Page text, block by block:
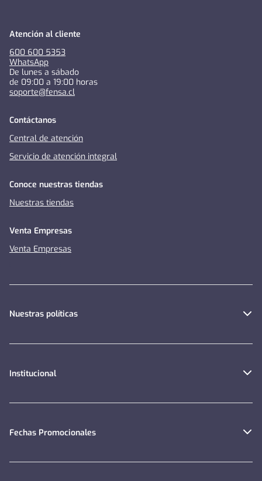
Atención al cliente
600 600 5353
WhatsApp
De lunes a sábado
de 09:00 a 19:00 horas
soporte@fensa.cl
Contáctanos
Central de atención
Servicio de atención integral
Conoce nuestras tiendas
Nuestras tiendas
Venta Empresas
Venta Empresas
Nuestras políticas
Institucional
Fechas Promocionales